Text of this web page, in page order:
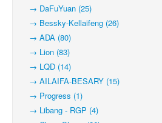
→ DaFuYuan (25)
→ Bessky-Kellaifeng (26)
→ ADA (80)
→ Lion (83)
→ LQD (14)
→ AILAIFA-BESARY (15)
→ Progress (1)
→ Libang - RGP (4)